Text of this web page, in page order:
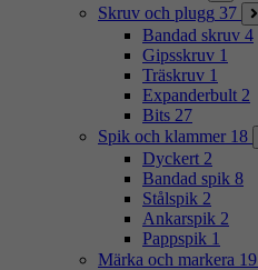
Skruv och plugg 37
Bandad skruv 4
Gipsskruv 1
Träskruv 1
Expanderbult 2
Bits 27
Spik och klammer 18
Dyckert 2
Bandad spik 8
Stålspik 2
Ankarspik 2
Pappspik 1
Märka och markera 19